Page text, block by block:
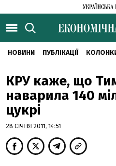
НОВИНИ ПУБЛІКАЦІЇ
КРУ каже, що
наварила 140
цукрі
28 СІЧНЯ 2011, 14:51